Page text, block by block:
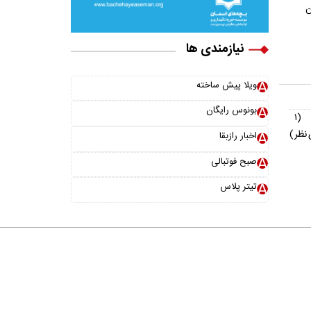
(۱
نظر)
نیازمندی ها
ویلا پیش ساخته
بونوس رایگان
اخبار رازبقا
صبح فوتبالی
تیتر پلاس